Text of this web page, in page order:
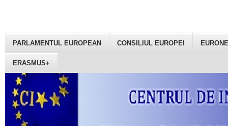
PARLAMENTUL EUROPEAN CONSILIUL EUROPEI
ERASMUS+